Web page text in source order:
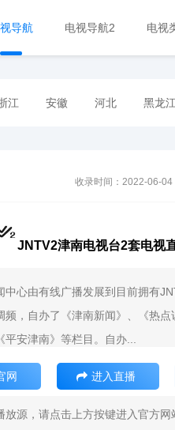
导航 电视导航2 电视
江 安徽 河北 黑龙江
收录时间：2022-06-04
JNTV2津南电视台2套电视
中心由有线广播发展到目前拥有
频，自办了《津南新闻》、《热
平安津南》等栏目。自办...
网 进入直播
放源，请点击上方按键进入官方网